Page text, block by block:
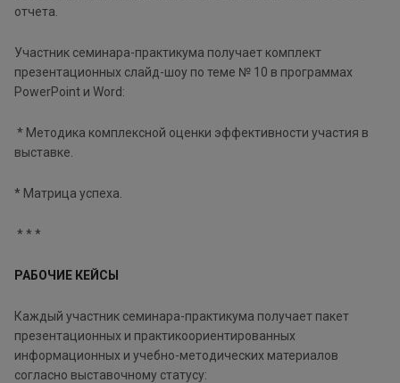
отчета.
Участник семинара-практикума получает комплект
презентационных слайд-шоу по теме № 10 в программах
PowerPoint и Word:
* Методика комплексной оценки эффективности участия в
выставке.
* Матрица успеха.
* * *
РАБОЧИЕ КЕЙСЫ
Каждый участник семинара-практикума получает пакет
презентационных и практикоориентированных
информационных и учебно-методических материалов
согласно выставочному статусу: